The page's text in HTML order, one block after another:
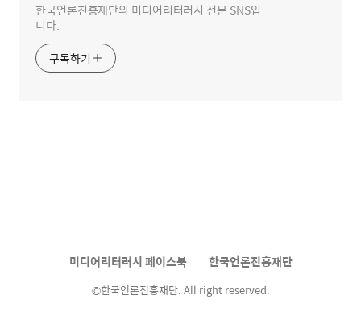
한국언론진흥재단의 미디어리터러시 전문 SNS입
니다.
구독하기
미디어리터러시 페이스북 한국언론진흥재단
©한국언론진흥재단. All right reserved.